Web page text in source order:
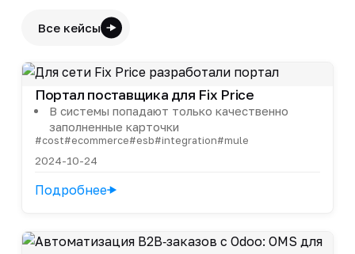
Все кейсы
Портал поставщика для Fix Price
В системы попадают только качественно
заполненные карточки
#cost#ecommerce#esb#integration#mule
2024-10-24
Подробнее